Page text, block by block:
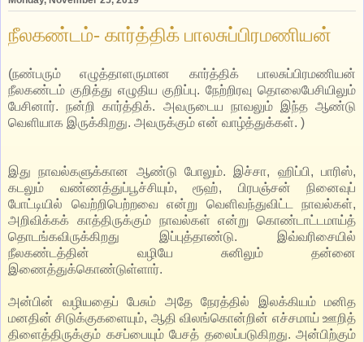
நீலகண்டம்- கார்த்திக் பாலசுப்பிரமணியன்
(நண்பரும் எழுத்தாளருமான கார்த்திக் பாலசுப்பிரமணியன்
நீலகண்டம் குறித்து எழுதிய குறிப்பு. நேற்றிரவு தொலைபேசியிலும்
பேசினார். நன்றி கார்த்திக். அவருடைய நாவலும் இந்த ஆண்டு
வெளியாக இருக்கிறது. அவருக்கும் என் வாழ்த்துக்கள். )
இது நாவல்களுக்கான ஆண்டு போலும். இச்சா, ஹிப்பி, பாரிஸ்,
கடலும் வண்ணத்துப்பூச்சியும், ரூஹ், பிரபஞ்சன் நினைவுப்
போட்டியில் வெற்றிபெற்றவை என்று வெளிவந்துவிட்ட நாவல்கள்,
அறிவிக்கக் காத்திருக்கும் நாவல்கள் என்று கொண்டாட்டமாய்த்
தொடங்கவிருக்கிறது இப்புத்தாண்டு. இவ்வரிசையில்
நீலகண்டத்தின் வழியே சுனிலும் தன்னை
இணைத்துக்கொண்டுள்ளார்.
அன்பின் வழியதைப் பேசும் அதே நேரத்தில் இலக்கியம் மனித
மனதின் சிடுக்குகளையும், ஆதி விலங்கொன்றின் எச்சமாய் ஊறித்
திளைத்திருக்கும் கசப்பையும் பேசத் தலைப்படுகிறது. அன்பிற்கும்